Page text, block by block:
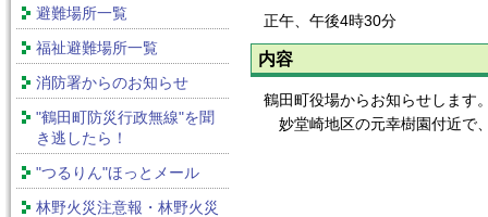
避難場所一覧
福祉避難場所一覧
消防署からのお知らせ
"鶴田町防災行政無線"を聞
き逃したら！
"つるりん"ほっとメール
林野火災注意報・林野火災
正午、午後4時30分
内容
鶴田町役場からお知らせします
妙堂崎地区の元幸樹園付近で